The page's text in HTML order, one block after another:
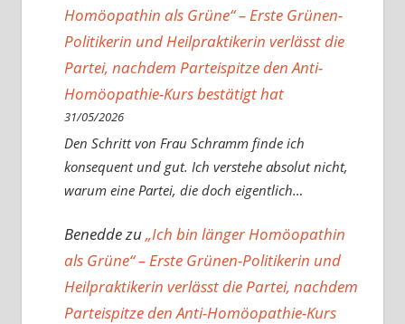
Homöopathin als Grüne“ – Erste Grünen-
Politikerin und Heilpraktikerin verlässt die
Partei, nachdem Parteispitze den Anti-
Homöopathie-Kurs bestätigt hat
31/05/2026
Den Schritt von Frau Schramm finde ich
konsequent und gut. Ich verstehe absolut nicht,
warum eine Partei, die doch eigentlich…
Beneddezu„Ich bin länger Homöopathin
als Grüne“ – Erste Grünen-Politikerin und
Heilpraktikerin verlässt die Partei, nachdem
Parteispitze den Anti-Homöopathie-Kurs